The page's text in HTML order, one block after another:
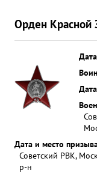
Орден Красной
Дата и место
Советский РВК,
р-н